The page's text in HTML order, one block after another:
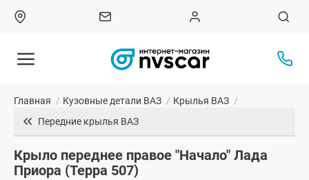
Главная / Кузовные детали ВАЗ / Крылья ВАЗ /
Передние крылья ВАЗ
Крыло переднее правое "Начало" Лада
Приора (Терра 507)